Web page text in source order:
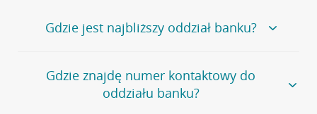
Gdzie jest najbliższy oddział banku?
Jeśli szukasz oddziału naszego banku, zapraszamy na
stronęPlacówki i bankomaty, na której znajduje się
wygodna wyszukiwarka.
Gdzie znajdę numer kontaktowy do
oddziału banku?